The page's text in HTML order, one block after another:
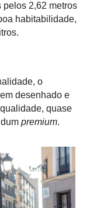
pelos 2,62 metros
habitabilidade,
o
desenhado e
quase
premium.